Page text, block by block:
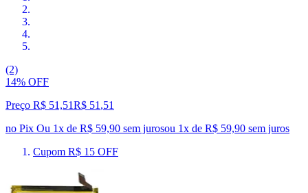
(2)
14% OFF
Preço R$ 51,51R$ 51 ,51
no Pix Ou 1x de R$ 59,90 sem jurosou 1x de R$ 59,90 sem juros
Cupom R$ 15 OFF